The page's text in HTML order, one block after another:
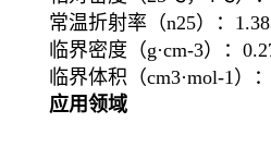
常温折射率（n25）：
临界密度（g·cm-3）：
临界体积（cm3·mol-1）
应用领域